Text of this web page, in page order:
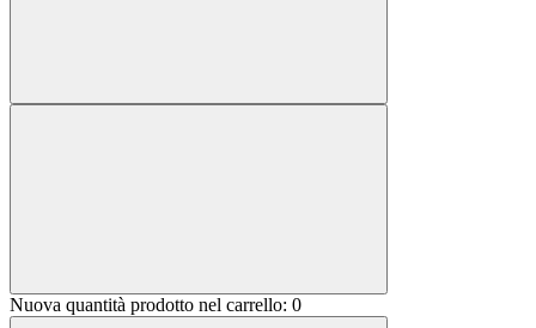
Nuova quantità prodotto nel carrello: 0